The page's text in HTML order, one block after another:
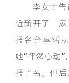
李女士告
近新开了一
报名分享活
她“怦然心动
报了名。但